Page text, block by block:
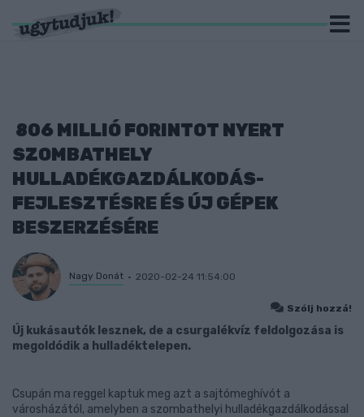
806 MILLIÓ FORINTOT NYERT
SZOMBATHELY
HULLADÉKGAZDÁLKODÁS-
FEJLESZTÉSRE ÉS ÚJ GÉPEK
BESZERZÉSÉRE
Nagy Donát 2020-02-24 11:54:00
Szólj hozzá!
Új kukásautók lesznek, de a csurgalékvíz feldolgozása is
megoldódik a hulladéktelepen.
Csupán ma reggel kaptuk meg azt a sajtómeghívót a
városházától, amelyben a szombathelyi hulladékgazdálkodással